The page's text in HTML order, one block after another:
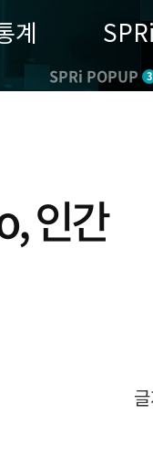
계
SPRi POPUP 3
인간